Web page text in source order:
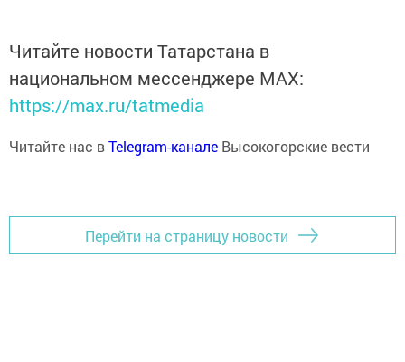
Читайте новости Татарстана в
национальном мессенджере MАХ:
https://max.ru/tatmedia
Читайте нас вTelegram-канале Высокогорские вести
Перейти на страницу новости